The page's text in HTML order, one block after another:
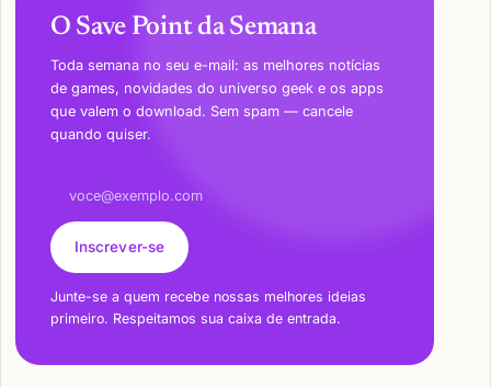
O Save Point da Semana
Toda semana no seu e-mail: as melhores notícias
de games, novidades do universo geek e os apps
que valem o download. Sem spam — cancele
quando quiser.
Inscrever-se
Junte-se a quem recebe nossas melhores ideias
primeiro. Respeitamos sua caixa de entrada.